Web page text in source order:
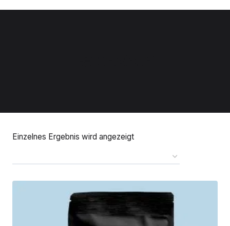
Einzelnes Ergebnis wird angezeigt